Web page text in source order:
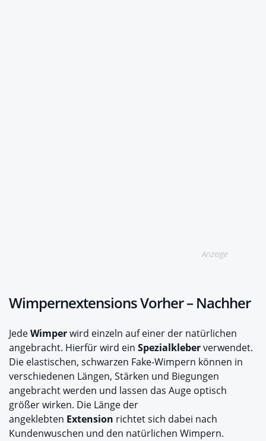
Anzeige
Wimpernextensions Vorher – Nachher
JedeWimperwird einzeln auf einer der natürlichen
angebracht. Hierfür wird ein Spezialkleberverwendet.
Die elastischen, schwarzen Fake-Wimpern können in
verschiedenen Längen, Stärken und Biegungen
angebracht werden und lassen das Auge optisch
größer wirken. Die Länge der
angeklebten Extension richtet sich dabei nach
Kundenwuschen und den natürlichen Wimpern.